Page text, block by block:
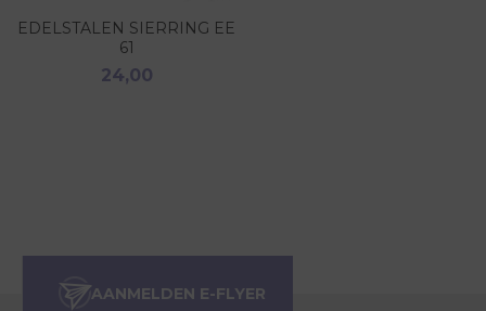
EDELSTALEN SIERRING EE
61
24,00